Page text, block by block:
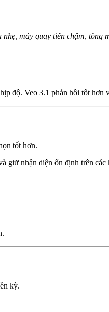
máy quay tiến chậm, tông
độ. Veo 3.1 phản hồi tốt hơn
tốt hơn.
giữ nhận diện ổn định trên các
kỳ.